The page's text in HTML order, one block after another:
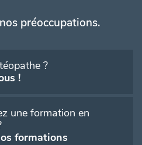
préoccupations.
?
!
une formation en
formations